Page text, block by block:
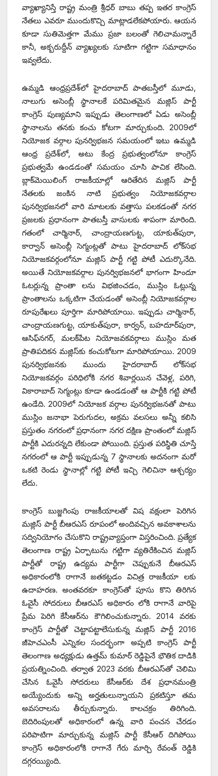
వ్యాఖ్యానిస్తే రాష్ట్ర మంత్రి శ్రీధర్ బాబు తప్ప ఇతర కాంగ్రెస్
నేతలు ఎవరూ ముందుకొచ్చి మాట్లాడలేకపోయారు. ఆయన
కూడా సుతిమెత్తగా మేము ప్రజా బలంతో గెలిచామన్నారే
కానీ, అక్బరుద్దీన్ వ్యాఖ్యలకు సూటిగా గట్టిగా సమాధానం
ఇవ్వలేదు.
ఉమ్మడి ఆంధ్రప్రదేశ్‌లో హైదరాబాద్ పాతబస్తీలో మూడు,
నాలుగు అసెంబ్లీ స్థానాలకే పరిమితమైన మజ్లిస్ పార్టీ
కాంగ్రెస్ పుణ్యమాని ఇప్పుడు తెలంగాణలో ఏడు అసెంబ్లీ
స్థానాలను తనకు కంచు కోటగా మార్చుకుంది. 2009లో
నియోజక వర్గాల పునర్విభజన సమయంలో ఇటు ఉమ్మడి
ఆంధ్ర ప్రదేశ్‌లో, అటు కేంద్ర ప్రభుత్వంలోనూ కాంగ్రెస్
ప్రభుత్వమే ఉండడంతో సమయం చూసి పాచిక లేసింది.
బ్లాక్‌మెయిలింగ్ రాజకీయాల్లో ఆరితేరిన మజ్లిస్ పార్టీ
నేతలకు జంకిన నాటి ప్రభుత్వం నియోజకవర్గాల
పునర్విభజనలో వారి మాటలకు వత్తాసు పలకడంతో నగర
ప్రజలకు ప్రధానంగా పాతబస్తీ వాసులకు శాపంగా మారింది.
గతంలో చార్మినార్, చాంద్రాయణగుట్ట, యాకుత్‌పురా,
కార్వాన్ అసెంబ్లీ సెగ్మంట్లతో పాటు హైదరాబాద్ లోక్‌సభ
నియోజకవర్గంలోనూ మజ్లిస్ పార్టీ గట్టి పోటీ ఎదుర్కొనేది.
అయితే నియోజకవర్గాల పునర్విభజనలో భాగంగా హిందూ
ఓటర్లున్న ప్రాంతా లను విభజించడం, ముస్లిం ఓట్లున్న
ప్రాంతాలను ఒక్కటిగా చేయడంతో అసెంబ్లీ నియోజకవర్గాల
రూపురేఖలు పూర్తిగా మారిపోయాయి. ఇప్పుడు చార్మినార్,
చాంద్రాయణగుట్ట, యాకుత్‌పురా, కార్వన్, బహదూర్‌పురా,
ఆసిఫ్‌నగర్, మలక్‌పేట నియోజవకవర్గాలు ముస్లిం మత
ప్రాతిపదికన మజ్లిస్‌కు కంచుకోటగా మారిపోయాయి. 2009
పునర్విభజనకు ముందు హైదరాబాద్ లోక్‌సభ
నియోజకవర్గం పరిధిలోకి నగర శివార్లయిన చేవెళ్ల, పరిగి,
వికారాబాద్ సెగ్మంట్లు కూడా ఉండడంతో ఆ పార్టీకి గట్టి పోటీ
ఉండేది. 2009లో నియోజక వర్గాల పునర్విభజనతో పాటు
ముస్లిం జనాభా పెరుగుదల, అక్రమ వలసలు అన్నీ కలిసి
ప్రస్తుతం నగరంలో ప్రధానంగా నగర దక్షిణ ప్రాంతంలో మజ్లిస్
పార్టీకి ఎదురన్నది లేకుండా పోయింది. ప్రస్తుత పరిస్థితి చూస్తే
నగరంలో ఆ పార్టీ ఇప్పుడున్న 7 స్థానాలకు అదనంగా మరో
ఒకటి రెండు స్థానాల్లో గట్టి పోటీ ఇచ్చి గెలిచినా ఆశ్చర్యం
లేదు.
కాంగ్రెస్ బుజ్జగింపు రాజకీయాలతో విష వక్షంలా పెరిగిన
మజ్లిస్ పార్టీ బీఆరఎస్ రూపంలో అందివచ్చిన అవకాశాలను
సద్వినియోగం చేసుకొని రాష్ట్రవ్యాప్తంగా విస్తరించింది. ప్రత్యేక
తెలంగాణ రాష్ట్ర ఏర్పాటును గట్టిగా వ్యతిరేకించిన మజ్లిస్
పార్టీతో రాష్ట్ర ఉద్యమ పార్టీగా చెప్పుకునే బీఆరఎస్
అధికారంలోకి రాగానే జతకట్టడం విచిత్ర రాజకీయా లకు
ఉదాహరణ. అంతవరకూ కాంగ్రెస్‌తో పూసు కొని తిరిగిన
ఓవైసీ సోదరులు బీఆరఎస్ అధికారం లోకి రాగానే వారిపై
ప్రేమ పెరిగి కేసీఆర్‌ను కౌగిలించుకున్నారు. 2014 వరకు
కాంగ్రెస్ పార్టీతో చెట్టాపట్టాలేసుకున్న మజ్లిస్ పార్టీ 2016
జీహెచఎంసీ ఎన్నికల సందర్భంగా అప్పటి కాంగ్రెస్ పార్టీ
తెలంగాణ అధ్యక్షుడు ఉత్తమ్ కుమార్ రెడ్డిపైనే భౌతిక దాడికి
ప్రయత్నించింది. తర్వాత 2023 వరకు బీఆరఎస్‌తో చెలిమి
చేసిన ఓవైసీ సోదరులు కేసీఆర్‌కు దేశ ప్రధానమంత్రి
అయ్యేందుకు అన్ని అర్హతులున్నాయని ప్రకటిస్తూ తమ
అవసరాలను తీర్చుకున్నారు. కాలచక్రం తిరిగింది.
బెదిరింపులతో అధికారంలో ఉన్న వారి పంచన చేరడం
పరిపాటిగా మార్చుకున్న మజ్లిస్ పార్టీ కేసీఆర్ దిగిపోయి
కాంగ్రెస్ అధికారంలోకి రాగానే గేరు మార్చి రేవంత్ రెడ్డికి
దగ్గరయ్యింది.